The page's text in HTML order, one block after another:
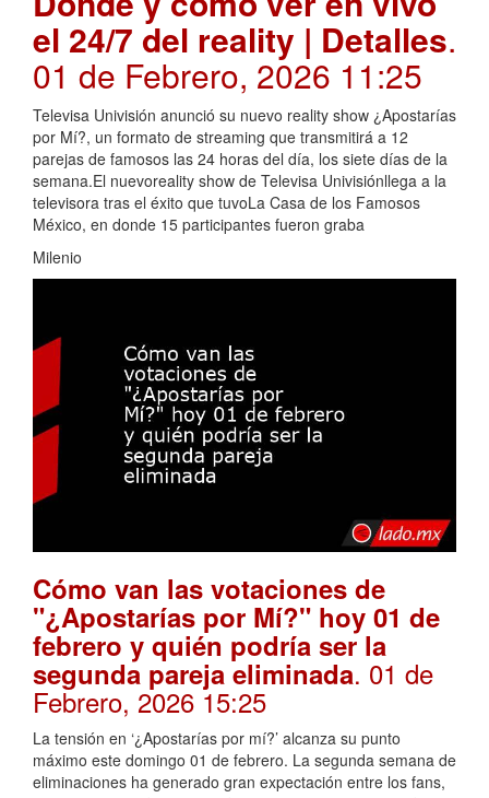
el 24/7 del reality | Detalles.
01 de Febrero, 2026 11:25
Televisa Univisión anunció su nuevo reality show ¿Apostarías
por Mí?, un formato de streaming que transmitirá a 12
parejas de famosos las 24 horas del día, los siete días de la
semana.El nuevoreality show de Televisa Univisiónllega a la
televisora tras el éxito que tuvoLa Casa de los Famosos
México, en donde 15 participantes fueron graba
Milenio
Cómo van las votaciones de
"¿Apostarías por Mí?" hoy 01 de
febrero y quién podría ser la
segunda pareja eliminada. 01 de
Febrero, 2026 15:25
La tensión en ‘¿Apostarías por mí?’ alcanza su punto
máximo este domingo 01 de febrero. La segunda semana de
eliminaciones ha generado gran expectación entre los fans,